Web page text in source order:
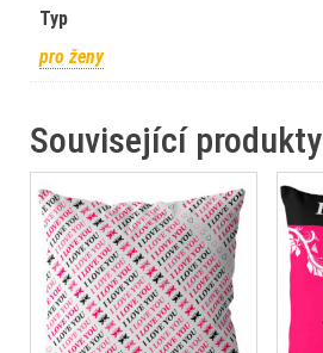
Typ
pro ženy
Související produkty